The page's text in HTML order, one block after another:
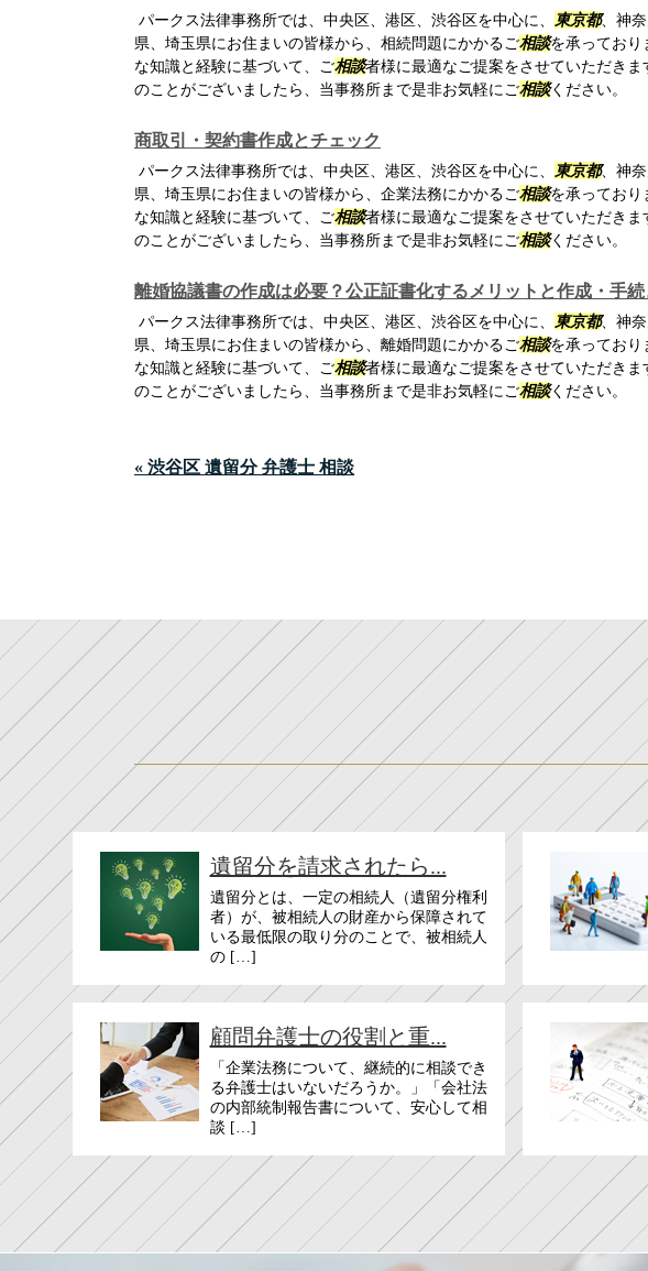
パークス法律事務所では、中央区、港区、渋谷区を中心に、 東京都、神
県、埼玉県にお住まいの皆様から、相続問題にかかるご相談を承っており
な知識と経験に基づいて、ご相談者様に最適なご提案をさせていただきま
のことがございましたら、当事務所まで是非お気軽にご相談ください。
商取引・契約書作成とチェック
パークス法律事務所では、中央区、港区、渋谷区を中心に、 東京都、神
県、埼玉県にお住まいの皆様から、企業法務にかかるご相談を承っており
な知識と経験に基づいて、ご相談者様に最適なご提案をさせていただきま
のことがございましたら、当事務所まで是非お気軽にご相談ください。
離婚協議書の作成は必要？公正証書化するメリットと作成・手
パークス法律事務所では、中央区、港区、渋谷区を中心に、 東京都、神
県、埼玉県にお住まいの皆様から、離婚問題にかかるご相談を承っており
な知識と経験に基づいて、ご相談者様に最適なご提案をさせていただきま
のことがございましたら、当事務所まで是非お気軽にご相談ください。
« 渋谷区 遺留分 弁護士 相談
遺留分を請求されたら...
遺留分とは、一定の相続人（遺留分権利
者）が、被相続人の財産から保障されて
いる最低限の取り分のことで、被相続人
の […]
顧問弁護士の役割と重...
「企業法務について、継続的に相談でき
る弁護士はいないだろうか。」「会社法
の内部統制報告書について、安心して相
談 […]